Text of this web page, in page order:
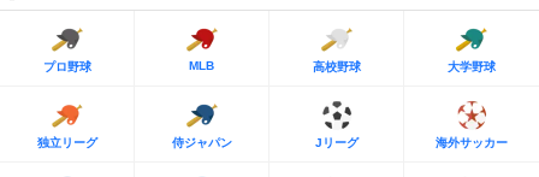
プロ野球 MLB 高校野球 大学野球
独立リーグ 侍ジャパン Jリーグ 海外サッカー